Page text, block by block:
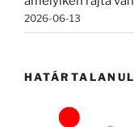
2026-06-13
HATÁRTALANUL